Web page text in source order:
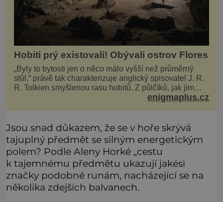
Hobiti prý existovali! Obývali ostrov Flores
„Byly to bytosti jen o něco málo vyšší než průměrný
stůl,“ právě tak charakterizuje anglický spisovatel J. R.
R. Tolkien smyšlenou rasu hobitů. Z půlčíků, jak jim
říká, následně udělá hlavní hrdiny svých slavných
enigmaplus.cz
Jsou snad důkazem, že se v hoře skrývá
tajuplný předmět se silným energetickým
polem? Podle Aleny Horké „cestu
k tajemnému předmětu ukazují jakési
značky podobné runám, nacházející se na
několika zdejších balvanech.